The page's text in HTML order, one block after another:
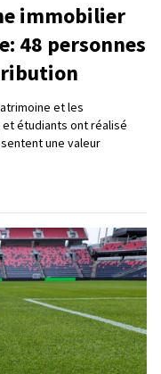
immobilier
48 personnes
et les
étudiants ont réalisé
une valeur